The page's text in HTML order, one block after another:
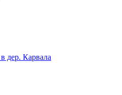
дер. Карвала